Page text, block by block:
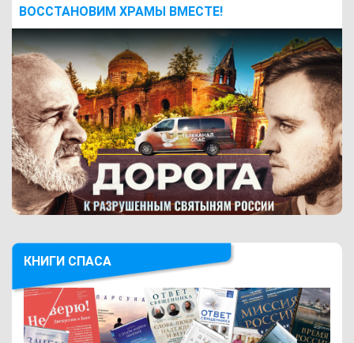
КНИГИ СПАСА
ВОCСТАНОВИМ ХРАМЫ ВМЕСТЕ!